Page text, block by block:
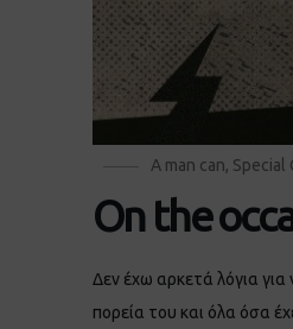
A man can, Special
On the
Δεν έχω αρκετά λόγια
πορεία του και όλα όσα